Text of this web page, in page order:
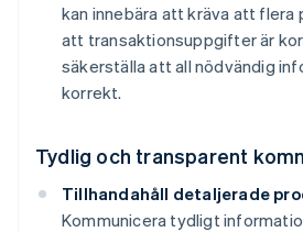
kan innebära att kräva att flera
att transaktionsuppgifter är
säkerställa att all nödvändig
korrekt.
Tydlig och transparent
Tillhandahåll detaljerade
Kommunicera tydligt